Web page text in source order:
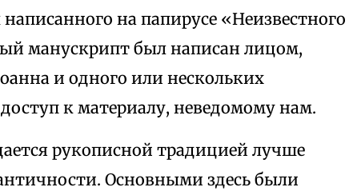
на папирусе «Неизвестного
манускрипт был написан лицом,
и одного или нескольких
к материалу, неведомому нам.
рукописной традицией лучше
Основными здесь были